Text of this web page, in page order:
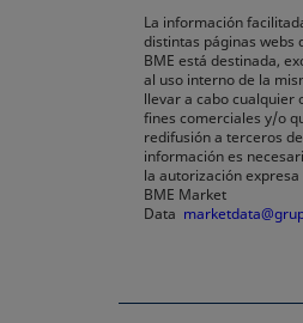
La información
distintas páginas webs
BME está destinada,
al uso interno de la
llevar a cabo cualquier
fines comerciales y/o
redifusión a terceros
información es
la autorización
BME Market
Data